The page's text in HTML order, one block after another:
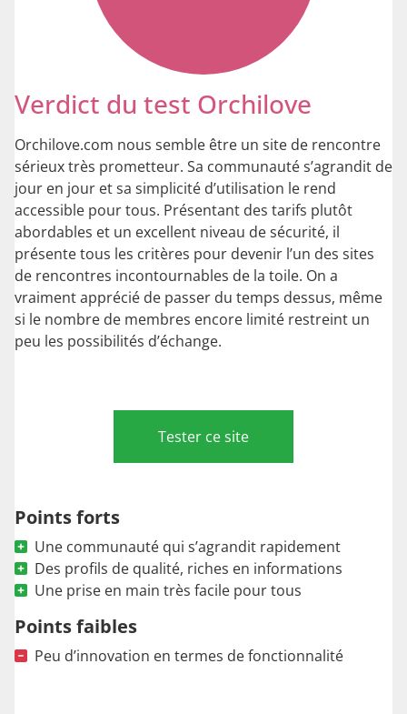
Verdict du test Orchilove
Orchilove.com nous semble être un site de rencontre
sérieux très prometteur. Sa communauté s’agrandit de
jour en jour et sa simplicité d’utilisation le rend
accessible pour tous. Présentant des tarifs plutôt
abordables et un excellent niveau de sécurité, il
présente tous les critères pour devenir l’un des sites
de rencontres incontournables de la toile. On a
vraiment apprécié de passer du temps dessus, même
si le nombre de membres encore limité restreint un
peu les possibilités d’échange.
Points forts
Une communauté qui s’agrandit rapidement
Des profils de qualité, riches en informations
Une prise en main très facile pour tous
Points faibles
Peu d’innovation en termes de fonctionnalité
Tester ce site